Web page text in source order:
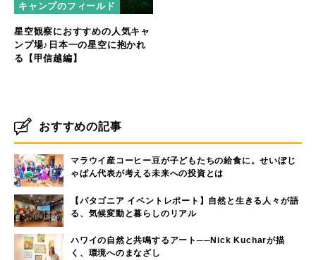
キャンプのフィールド
星空観察におすすめの人気キャ
ンプ場♪日本一の星空に抱かれ
る【甲信越編】
おすすめの記事
マラウイ産コーヒー豆が子どもたちの給食に。せいぼじ
ゃぱん代表が考える未来への投資とは
【パタゴニア イベントレポート】自然と生きる人々が語
る、気候変動と暮らしのリアル
ハワイの自然と共鳴するアート──Nick Kucharが描
く、環境へのまなざし